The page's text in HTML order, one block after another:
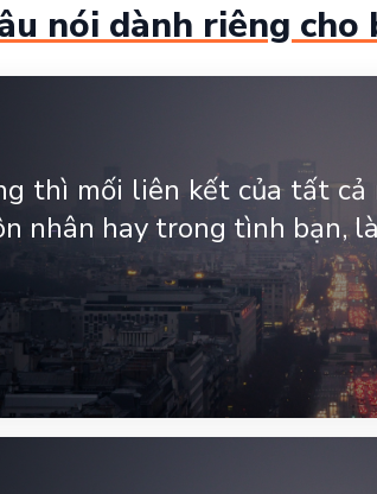
nói dành riêng cho
thì mối liên kết của tất
nhân hay trong tình bạn,